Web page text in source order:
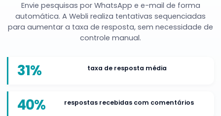
Envie pesquisas por WhatsApp e e-mail de forma
automática. A Webli realiza tentativas sequenciadas
para aumentar a taxa de resposta, sem necessidade de
controle manual.
31% taxa de resposta média
40% respostas recebidas com comentários